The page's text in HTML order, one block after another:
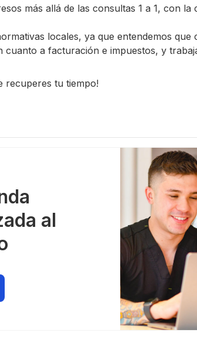
más allá de las consultas 1 a 1, con
locales, ya que entendemos que
cuanto a facturación e impuestos, y
recuperes tu tiempo!
al